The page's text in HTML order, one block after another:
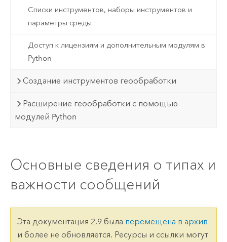
Списки инструментов, наборы инструментов и
параметры среды
Доступ к лицензиям и дополнительным модулям в
Python
Создание инструментов геообработки
Расширение геообработки с помощью
модулей Python
Основные сведения о типах и
важности сообщений
Эта документация 2.9 была перемещена в архив
и более не обновляется. Ресурсы и ссылки могут